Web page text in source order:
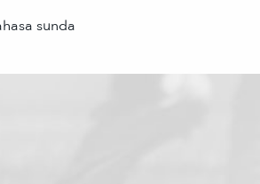
sunda